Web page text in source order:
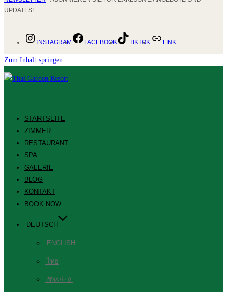
UPDATES!
INSTAGRAM FACEBOOK TIKTOK LINK
Zum Inhalt springen
STARTSEITE
ZIMMER
RESTAURANT
SPA
GALERIE
BLOG
KONTAKT
BOOK NOW
DEUTSCH
ENGLISH
ไทย
简体中文